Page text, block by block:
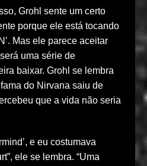
Grohl sente um certo
porque ele está tocando
Mas ele parece aceitar
uma série de
baixar. Grohl se lembra
do Nirvana saiu de
que a vida não seria
e eu costumava
ele se lembra. “Uma